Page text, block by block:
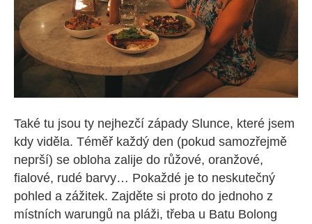
Také tu jsou ty nejhezčí západy Slunce, které jsem
kdy viděla. Téměř každý den (pokud samozřejmě
neprší) se obloha zalije do růžové, oranžové,
fialové, rudé barvy… Pokaždé je to neskutečný
pohled a zážitek. Zajděte si proto do jednoho z
místních warungů na pláži, třeba u Batu Bolong